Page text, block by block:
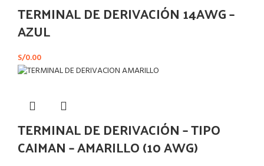
TERMINAL DE DERIVACIÓN 14AWG –
AZUL
S/0.00
TERMINAL DE DERIVACIÓN – TIPO
CAIMAN – AMARILLO (10 AWG)